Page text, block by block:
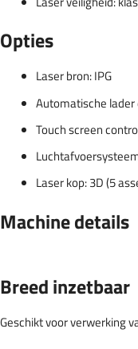
Opties
Laser bron: IPG
Automatische
Touch screen
Laser kop: 3D (5
Machine details
Breed inzetbaar
Geschikt voor verwerking